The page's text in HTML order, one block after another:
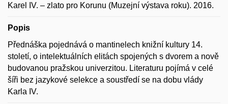
Karel IV. – zlato pro Korunu (Muzejní výstava roku). 2016.
Popis
Přednáška pojednává o mantinelech knižní kultury 14.
století, o intelektuálních elitách spojených s dvorem a nově
budovanou pražskou univerzitou. Literaturu pojímá v celé
šíři bez jazykové selekce a soustředí se na dobu vlády
Karla IV.